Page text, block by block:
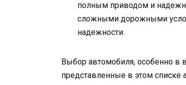
полным приводом и
сложными дорожными
надежности.
Выбор автомобиля, особенно в
представленные в этом